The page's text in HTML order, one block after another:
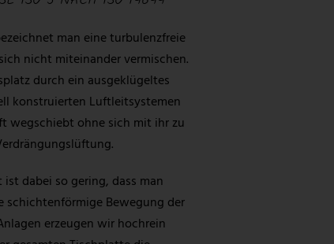
man eine turbulenzfreie
nicht miteinander vermischen.
durch ein ausgeklügeltes
konstruierten Luftleitsystemen
wegschiebt ohne sich mit ihr zu
dabei so gering, dass man
Bewegung der
erzeugen wir hochrein